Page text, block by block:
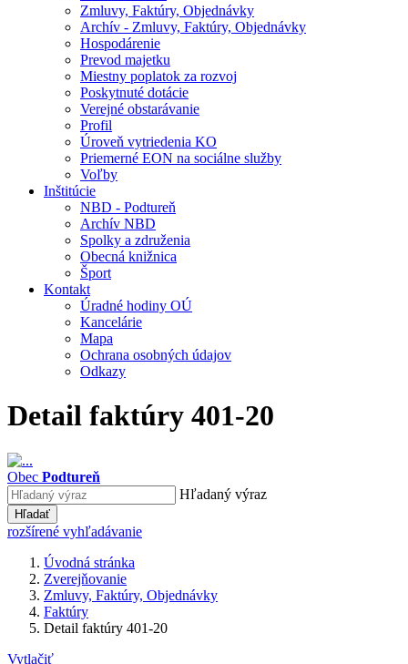
Zmluvy, Faktúry, Objednávky
Archív - Zmluvy, Faktúry, Objednávky
Hospodárenie
Prevod majetku
Miestny poplatok za rozvoj
Poskytnuté dotácie
Verejné obstarávanie
Profil
Úroveň vytriedenia KO
Priemerné EON na sociálne služby
Voľby
Inštitúcie
NBD - Podtureň
Archív NBD
Spolky a združenia
Obecná knižnica
Šport
Kontakt
Úradné hodiny OÚ
Kancelárie
Mapa
Ochrana osobných údajov
Odkazy
Detail faktúry 401-20
Obec Podtureň
Hľadaný výraz
Hľadať
rozšírené vyhľadávanie
Úvodná stránka
Zverejňovanie
Zmluvy, Faktúry, Objednávky
Faktúry
Detail faktúry 401-20
Vytlačiť